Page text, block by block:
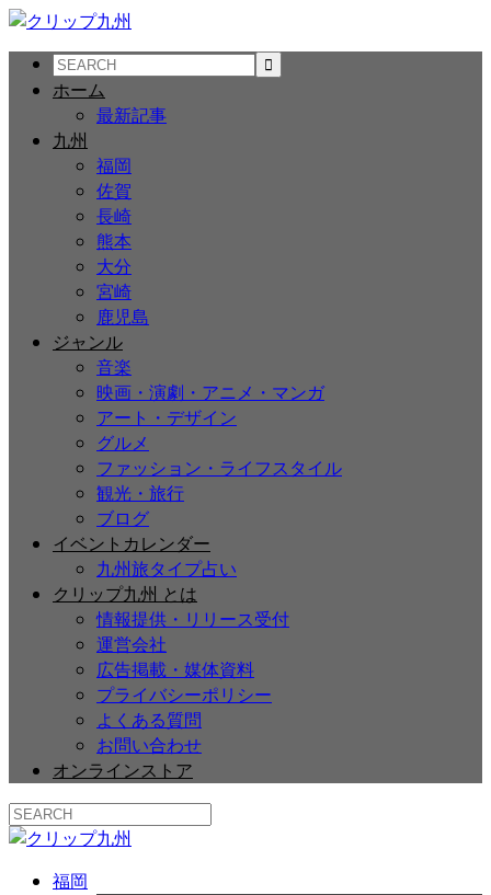
ホーム
最新記事
九州
福岡
佐賀
長崎
熊本
大分
宮崎
鹿児島
ジャンル
音楽
映画・演劇・アニメ・マンガ
アート・デザイン
グルメ
ファッション・ライフスタイル
観光・旅行
ブログ
イベントカレンダー
九州旅タイプ占い
クリップ九州 とは
情報提供・リリース受付
運営会社
広告掲載・媒体資料
プライバシーポリシー
よくある質問
お問い合わせ
オンラインストア
福岡